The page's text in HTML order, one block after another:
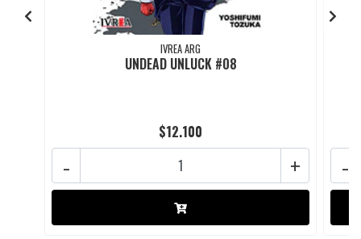
IVREA ARG
UNDEAD UNLUCK #08
$12.100
+
- -